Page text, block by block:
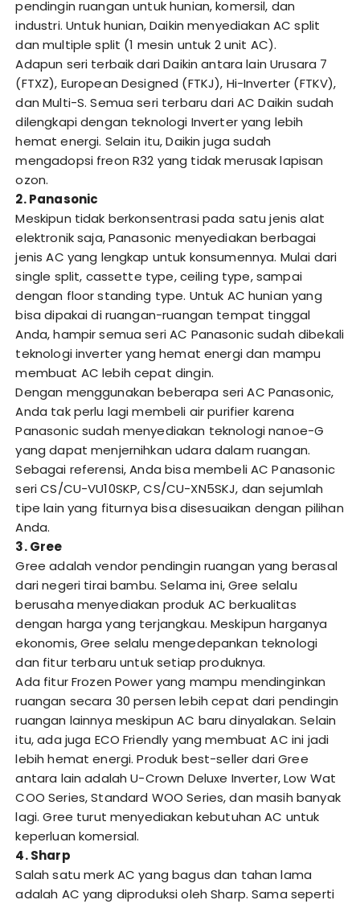
pendingin ruangan untuk hunian, komersil, dan
industri. Untuk hunian, Daikin menyediakan AC split
dan multiple split (1 mesin untuk 2 unit AC).
Adapun seri terbaik dari Daikin antara lain Urusara 7
(FTXZ), European Designed (FTKJ), Hi-Inverter (FTKV),
dan Multi-S. Semua seri terbaru dari AC Daikin sudah
dilengkapi dengan teknologi Inverter yang lebih
hemat energi. Selain itu, Daikin juga sudah
mengadopsi freon R32 yang tidak merusak lapisan
ozon.
2. Panasonic
Meskipun tidak berkonsentrasi pada satu jenis alat
elektronik saja, Panasonic menyediakan berbagai
jenis AC yang lengkap untuk konsumennya. Mulai dari
single split, cassette type, ceiling type, sampai
dengan floor standing type. Untuk AC hunian yang
bisa dipakai di ruangan-ruangan tempat tinggal
Anda, hampir semua seri AC Panasonic sudah dibekali
teknologi inverter yang hemat energi dan mampu
membuat AC lebih cepat dingin.
Dengan menggunakan beberapa seri AC Panasonic,
Anda tak perlu lagi membeli air purifier karena
Panasonic sudah menyediakan teknologi nanoe-G
yang dapat menjernihkan udara dalam ruangan.
Sebagai referensi, Anda bisa membeli AC Panasonic
seri CS/CU-VU10SKP, CS/CU-XN5SKJ, dan sejumlah
tipe lain yang fiturnya bisa disesuaikan dengan pilihan
Anda.
3. Gree
Gree adalah vendor pendingin ruangan yang berasal
dari negeri tirai bambu. Selama ini, Gree selalu
berusaha menyediakan produk AC berkualitas
dengan harga yang terjangkau. Meskipun harganya
ekonomis, Gree selalu mengedepankan teknologi
dan fitur terbaru untuk setiap produknya.
Ada fitur Frozen Power yang mampu mendinginkan
ruangan secara 30 persen lebih cepat dari pendingin
ruangan lainnya meskipun AC baru dinyalakan. Selain
itu, ada juga ECO Friendly yang membuat AC ini jadi
lebih hemat energi. Produk best-seller dari Gree
antara lain adalah U-Crown Deluxe Inverter, Low Wat
COO Series, Standard WOO Series, dan masih banyak
lagi. Gree turut menyediakan kebutuhan AC untuk
keperluan komersial.
4. Sharp
Salah satu merk AC yang bagus dan tahan lama
adalah AC yang diproduksi oleh Sharp. Sama seperti